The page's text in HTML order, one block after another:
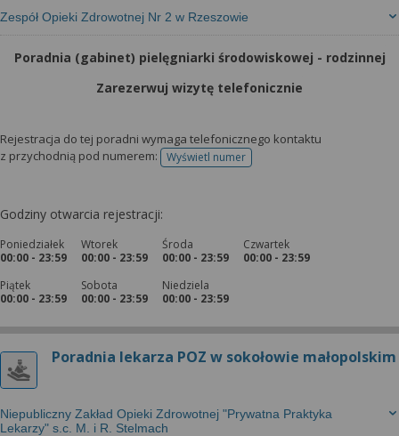
Zespół Opieki Zdrowotnej Nr 2 w Rzeszowie
Poradnia (gabinet) pielęgniarki środowiskowej - rodzinnej
Zarezerwuj wizytę telefonicznie
Rejestracja do tej poradni wymaga telefonicznego kontaktu
z przychodnią pod numerem:
Wyświetl numertelefonu do rejestracji
Godziny otwarcia rejestracji:
Poniedziałek
00:00 - 23:59
Wtorek
00:00 - 23:59
Środa
00:00 - 23:59
Czwartek
00:00 - 23:59
Piątek
00:00 - 23:59
Sobota
00:00 - 23:59
Niedziela
00:00 - 23:59
Poradnia lekarza POZ w sokołowie małopolskim
Niepubliczny Zakład Opieki Zdrowotnej "Prywatna Praktyka
Lekarzy" s.c. M. i R. Stelmach